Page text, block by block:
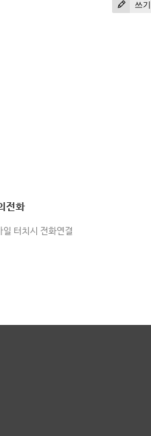
쓰기
전화
일 터치시 전화연결